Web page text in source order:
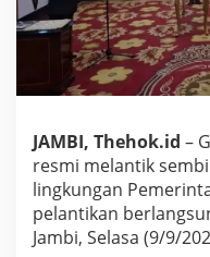
k
K
e
p
a
S
M
K
,
S
M
JAMBI, Thehok.id –
resmi melantik
lingkungan
pelantikan
Jambi, Selasa (9/9/